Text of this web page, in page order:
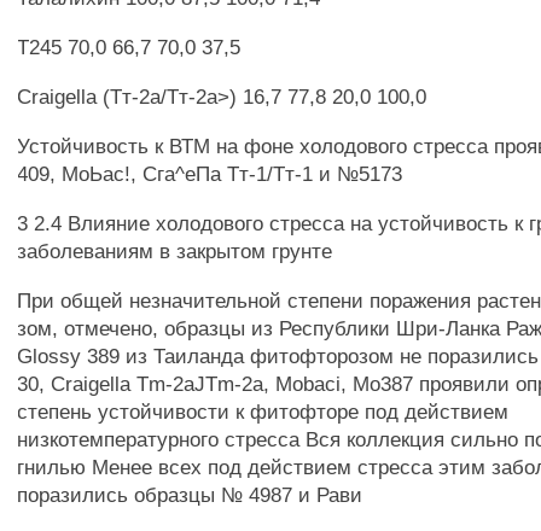
Т245 70,0 66,7 70,0 37,5
Craigella (Тт-2а/Тт-2а>) 16,7 77,8 20,0 100,0
Устойчивость к ВТМ на фоне холодового стресса
409, МоЬас!, Сга^еПа Тт-1/Тт-1 и №5173
3 2.4 Влияние холодового стресса на устойчивость к
заболеваниям в закрытом грунте
При общей незначительной степени поражения
зом, отмечено, образцы из Республики Шри-Ланка
Glossy 389 из Таиланда фитофторозом не
30, Craigella Tm-2aJTm-2a, Mobaci, Mo387 проявили
степень устойчивости к фитофторе под действием
низкотемпературного стресса Вся коллекция сильно
гнилью Менее всех под действием стресса этим
поразились образцы № 4987 и Рави